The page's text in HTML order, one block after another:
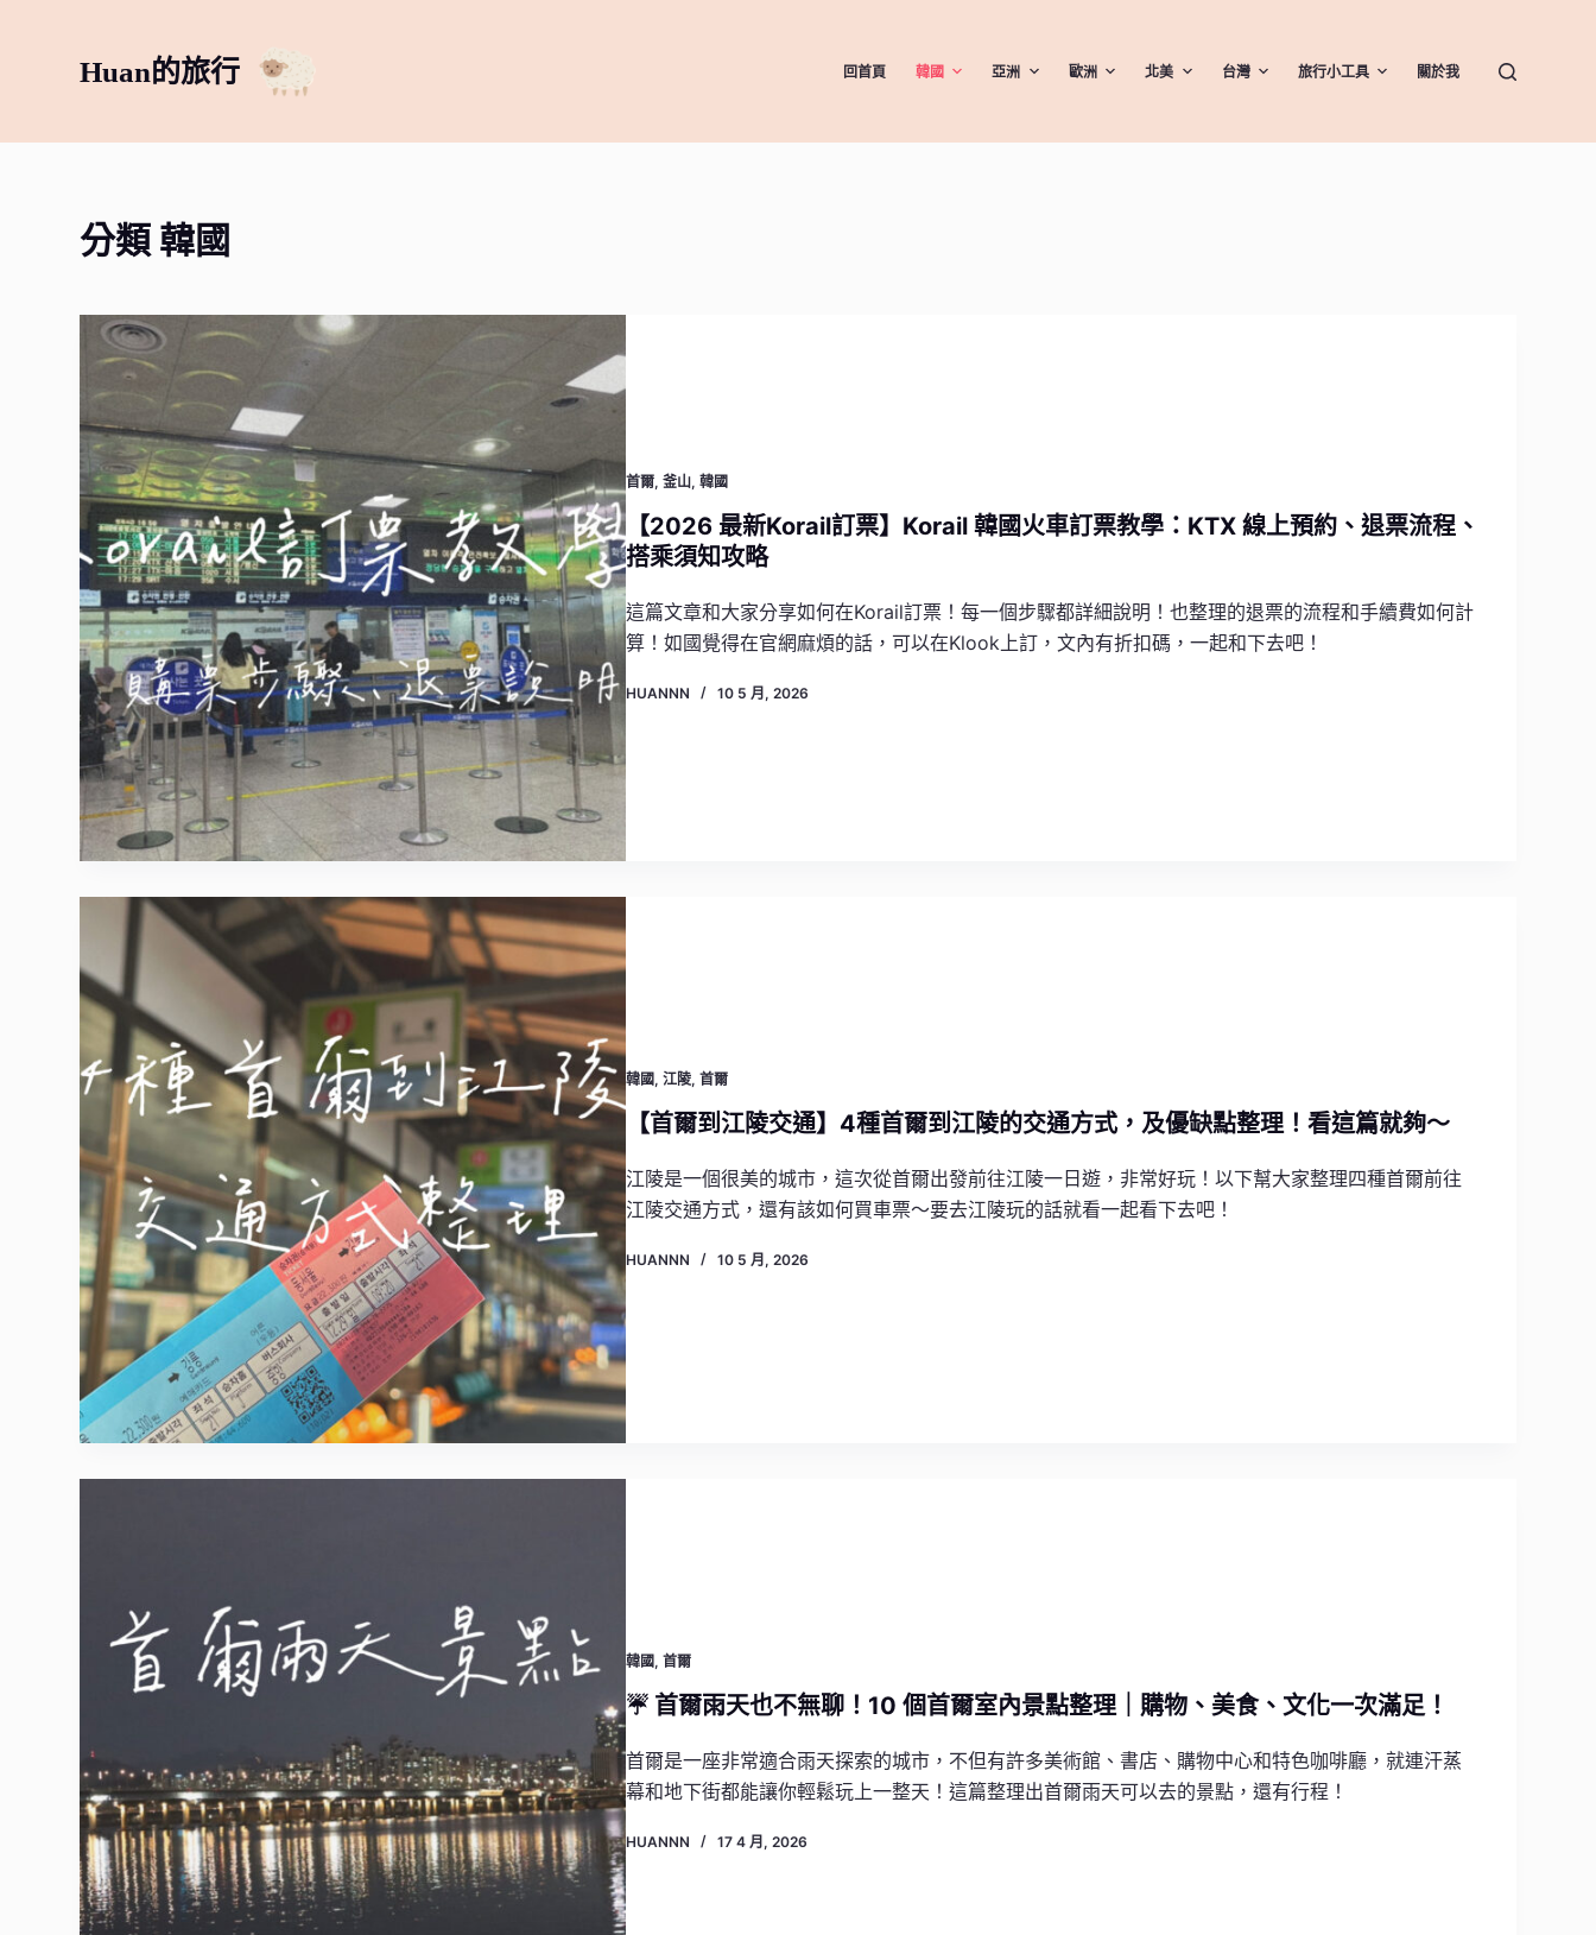
Huan的旅行 回首頁 韓國 亞洲 歐洲 北美 台灣 旅行小工具 關於我
分類 韓國
首爾,釜山,韓國
【2026 最新Korail訂票】Korail 韓國火車訂票教學：KTX 線上預約、退票流程、
搭乘須知攻略
這篇文章和大家分享如何在Korail訂票！每一個步驟都詳細說明！也整理的退票的流程和手續費如何計
算！如國覺得在官網麻煩的話，可以在Klook上訂，文內有折扣碼，一起和下去吧！
HUANNN 10 5 月, 2026
韓國 ,江陵,首爾
【首爾到江陵交通】4種首爾到江陵的交通方式，及優缺點整理！看這篇就夠～
江陵是一個很美的城市，這次從首爾出發前往江陵一日遊，非常好玩！以下幫大家整理四種首爾前往
江陵交通方式，還有該如何買車票～要去江陵玩的話就看一起看下去吧！
HUANNN 10 5 月, 2026
韓國 ,首爾
☔ 首爾雨天也不無聊！10 個首爾室內景點整理｜購物、美食、文化一次滿足！
首爾是一座非常適合雨天探索的城市，不但有許多美術館、書店、購物中心和特色咖啡廳，就連汗蒸
幕和地下街都能讓你輕鬆玩上一整天！這篇整理出首爾雨天可以去的景點，還有行程！
HUANNN 17 4 月, 2026